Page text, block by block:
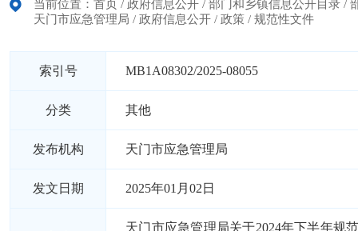
当前位置： 首页 / 政府信息公开 / 部门和乡镇信息公开目录 /
天门市应急管理局 / 政府信息公开 / 政策 / 规范性文件
索引号 MB1A08302/2025-08055
分类 其他
发布机构 天门市应急管理局
发文日期 2025年01月02日
天门市应急管理局关于2024年下半年规